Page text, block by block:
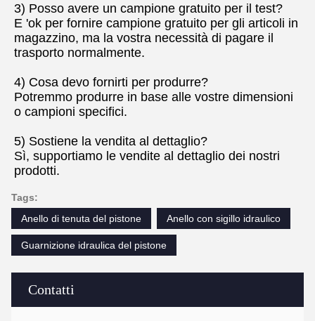
Contatti
3) Posso avere un campione gratuito per il test?
E 'ok per fornire campione gratuito per gli articoli in
magazzino, ma la vostra necessità di pagare il
trasporto normalmente.
4) Cosa devo fornirti per produrre?
Potremmo produrre in base alle vostre dimensioni
o campioni specifici.
5) Sostiene la vendita al dettaglio?
Sì, supportiamo le vendite al dettaglio dei nostri
prodotti.
Tags:
Anello di tenuta del pistone
Anello con sigillo idraulico
Guarnizione idraulica del pistone